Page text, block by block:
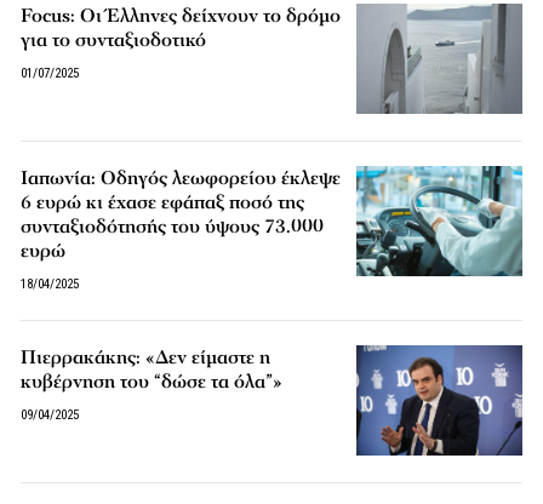
Focus: Οι Έλληνες δείχνουν το δρόμο
για το συνταξιοδοτικό
01/07/2025
Ιαπωνία: Οδηγός λεωφορείου έκλεψε
6 ευρώ κι έχασε εφάπαξ ποσό της
συνταξιοδότησής του ύψους 73.000
ευρώ
18/04/2025
Πιερρακάκης: «Δεν είμαστε η
κυβέρνηση του “δώσε τα όλα”»
09/04/2025